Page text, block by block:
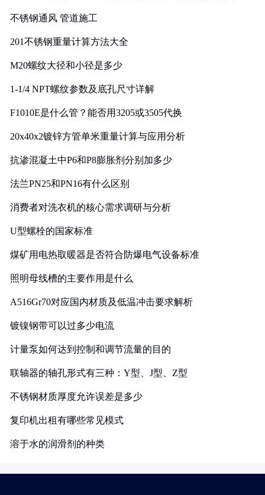
不锈钢通风 管道施工
201不锈钢重量计算方法大全
M20螺纹大径和小径是多少
1-1/4 NPT螺纹参数及底孔尺寸详解
F1010E是什么管？能否用3205或3505代换
20x40x2镀锌方管单米重量计算与应用分析
抗渗混凝土中P6和P8膨胀剂分别加多少
法兰PN25和PN16有什么区别
消费者对洗衣机的核心需求调研与分析
U型螺栓的国家标准
煤矿用电热取暖器是否符合防爆电气设备标准
照明母线槽的主要作用是什么
A516Gr70对应国内材质及低温冲击要求解析
镀镍钢带可以过多少电流
计量泵如何达到控制和调节流量的目的
联轴器的轴孔形式有三种：Y型、J型、Z型
不锈钢材质厚度允许误差是多少
复印机出租有哪些常见模式
溶于水的润滑剂的种类